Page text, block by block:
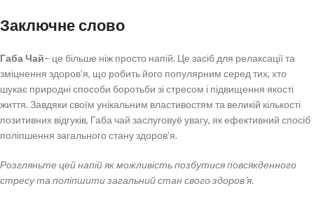
Заключне слово
Габа Чай– це більше ніж просто напій. Це засіб для релаксації та
зміцнення здоров’я, що робить його популярним серед тих, хто
шукає природні способи боротьби зі стресом і підвищення якості
життя. Завдяки своїм унікальним властивостям та великій кількості
позитивних відгуків, Габа чай заслуговуё увагу, як ефективний спосіб
поліпшення загального стану здоров’я.
Розгляньте цей напій як можливість позбутися повсякденного
стресу та поліпшити загальний стан свого здоров’я.